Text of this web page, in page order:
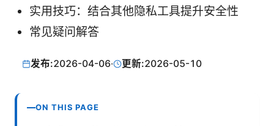
实用技巧：结合其他隐私工具提升安全性
常见疑问解答
发布:2026-04-06· 更新:2026-05-10
ON THIS PAGE